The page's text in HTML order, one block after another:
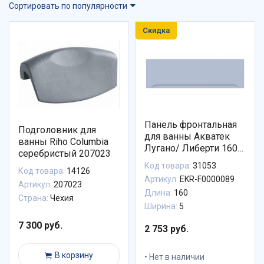
Сортировать по популярности
Подголовник для
ванны Riho Columbia
серебристый 207023
Код товара: 14126
Артикул: 207023
Страна: Чехия
7 300 руб.
В корзину
Скидка
Панель фронтальная
для ванны Акватек
Лугано/ Либерти 160
см EKR-F0000089
Код товара: 31053
Артикул: EKR-F0000089
Длина: 160
Ширина: 5
2 753 руб.
Нет в наличии